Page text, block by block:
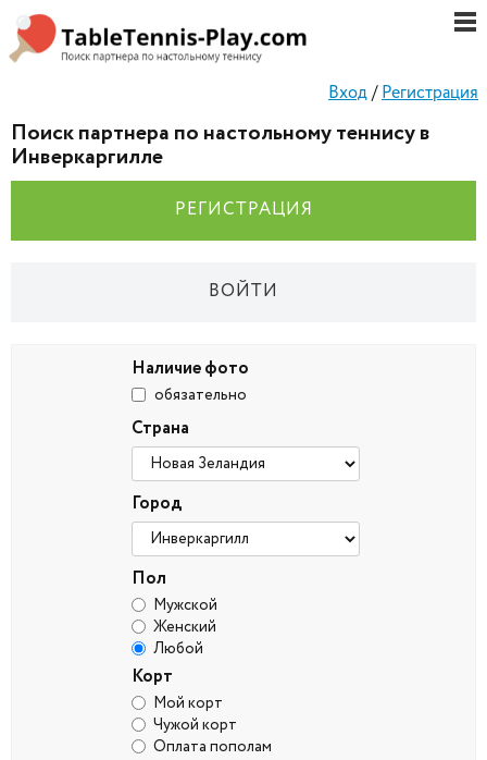
Вход/Регистрация
Поиск партнера по настольному теннису в
Инверкаргилле
РЕГИСТРАЦИЯ
ВОЙТИ
Наличие фото
обязательно
Страна
Город
Пол
Мужской
Женский
Любой
Корт
Мой корт
Чужой корт
Оплата пополам